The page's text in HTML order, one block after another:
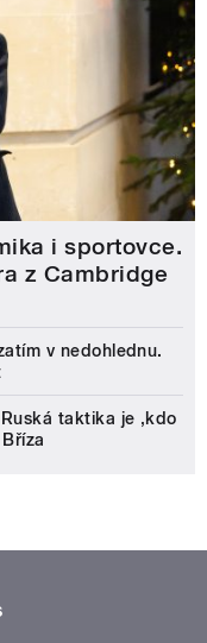
i sportovce.
z Cambridge
v nedohlednu.
taktika je ‚kdo